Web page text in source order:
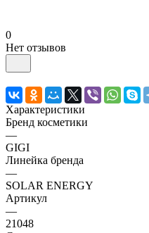
0
Нет отзывов
Характеристики
Бренд косметики
—
GIGI
Линейка бренда
—
SOLAR ENERGY
Артикул
—
21048